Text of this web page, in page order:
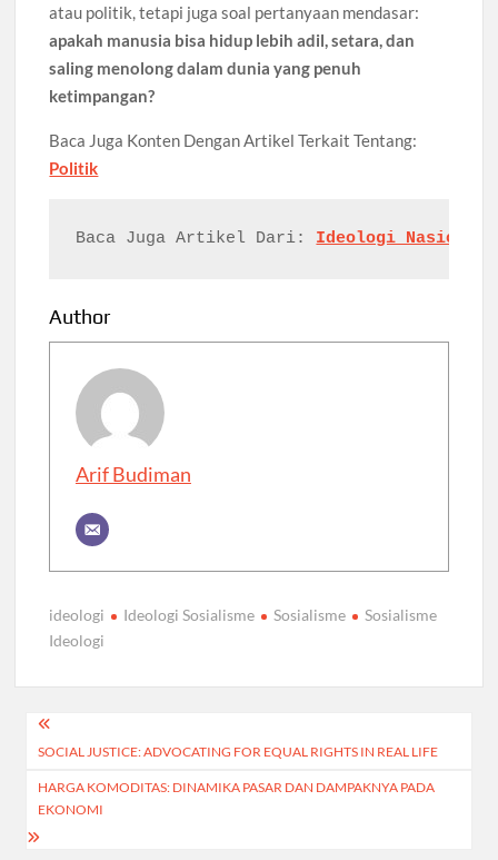
atau politik, tetapi juga soal pertanyaan mendasar:
apakah manusia bisa hidup lebih adil, setara, dan
saling menolong dalam dunia yang penuh
ketimpangan?
Baca Juga Konten Dengan Artikel Terkait Tentang:
Politik
Baca Juga Artikel Dari: Ideologi
Author
Arif Budiman
ideologi Ideologi Sosialisme Sosialisme
Sosialisme
Ideologi
Post
navigation
SOCIAL JUSTICE: ADVOCATING FOR EQUAL RIGHTS IN REAL LIFE
HARGA KOMODITAS: DINAMIKA PASAR DAN DAMPAKNYA PADA
EKONOMI